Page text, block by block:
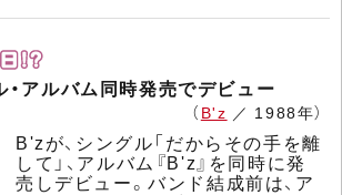
・アルバム同時発売でデビュー
（ B'z ／ 1988年）
B'zが、シングル「だからその手を離
して」、アルバム『B'z』を同時に発
売しデビュー。バンド結成前は、ア